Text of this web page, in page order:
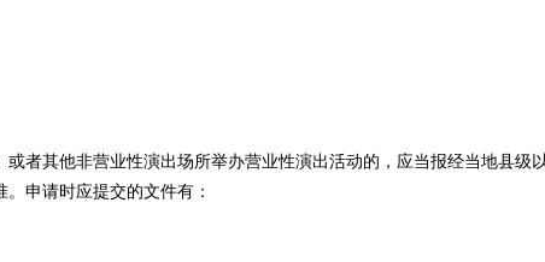
者其他非营业性演出场所举办营业性演出活动的，应当报经当地县级
申请时应提交的文件有：